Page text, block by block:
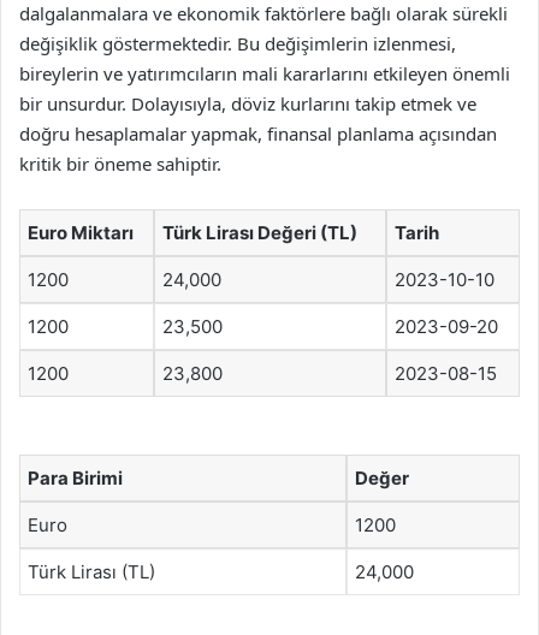
dalgalanmalara ve ekonomik faktörlere bağlı olarak sürekli
değişiklik göstermektedir. Bu değişimlerin izlenmesi,
bireylerin ve yatırımcıların mali kararlarını etkileyen önemli
bir unsurdur. Dolayısıyla, döviz kurlarını takip etmek ve
doğru hesaplamalar yapmak, finansal planlama açısından
kritik bir öneme sahiptir.
Euro Miktarı Türk Lirası Değeri (TL) Tarih
1200 24,000 2023-10-10
1200 23,500 2023-09-20
1200 23,800 2023-08-15
Para Birimi Değer
Euro 1200
Türk Lirası (TL) 24,000